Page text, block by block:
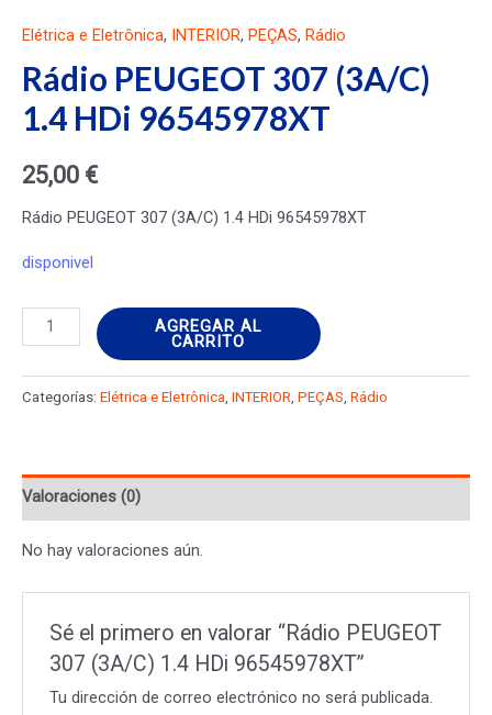
Elétrica e Eletrônica, INTERIOR, PEÇAS, Rádio
Rádio PEUGEOT 307 (3A/C)
1.4 HDi 96545978XT
25,00 €
Rádio PEUGEOT 307 (3A/C) 1.4 HDi 96545978XT
disponivel
Rádio
PEUGEOT
307
(3A/C)
96545978XT
AGREGAR AL
CARRITO
Categorías: Elétrica e Eletrônica INTERIOR PEÇAS Rádio
Valoraciones (0)
No hay valoraciones aún.
Sé el primero en valorar “Rádio PEUGEOT
307 (3A/C) 1.4 HDi 96545978XT”
Tu dirección de correo electrónico no será publicada.